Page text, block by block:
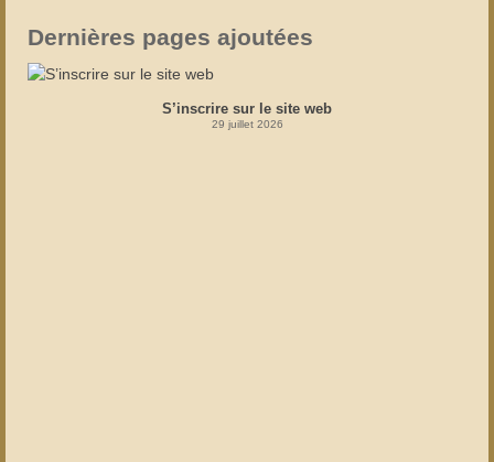
Dernières pages ajoutées
S’inscrire sur le site web
29 juillet 2026